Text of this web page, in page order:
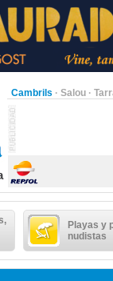
Cambrils · Salou ·
Playas y
nudistas